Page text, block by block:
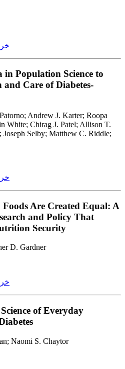
in Population Science to
Care of Diabetes-
Andrew J. Karter; Roopa
White; Chirag J. Patel; Allison T.
Selby; Matthew C. Riddle;
Are Created Equal: A
and Policy That
Security
D. Gardner
of Everyday
Naomi S. Chaytor